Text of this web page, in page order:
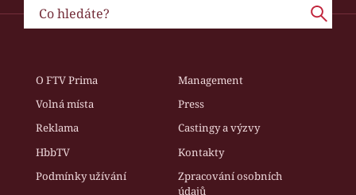
O FTV Prima
Management
Volná místa
Press
Reklama
Castingy a výzvy
HbbTV
Kontakty
Podmínky užívání
Zpracování osobních
údajů